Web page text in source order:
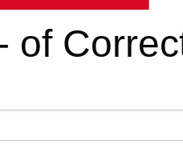
of